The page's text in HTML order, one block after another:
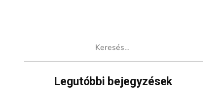
Legutóbbi bejegyzések